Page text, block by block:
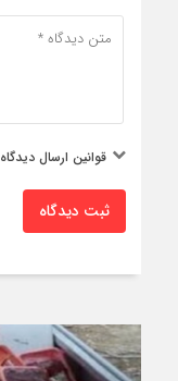
قوانین ارسال دیدگاه
ثبت دیدگاه